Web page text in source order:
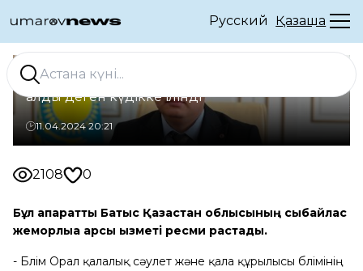
Русский Қазақша
Орал қаласының архитекторы пара
алды деген күдікке ілінді
11.04.2024 20:21
2108 0
Бұл ақпаратты Батыс Қазақстан облысының сыбайлас
жемқорлыққа қарсы қызметі ресми растады.
- Бөлім Орал қалалық сәулет және қала құрылысы бөлімінің